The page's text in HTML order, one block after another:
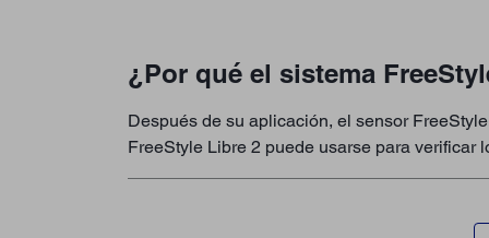
¿Por qué el sistema
Después de su aplicación, el sensor
FreeStyle Libre 2 puede usarse para verificar